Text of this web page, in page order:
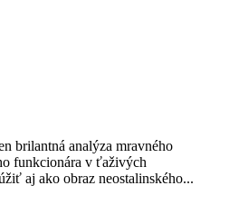
brilantná analýza mravného
funkcionára v ťaživých
aj ako obraz neostalinského...